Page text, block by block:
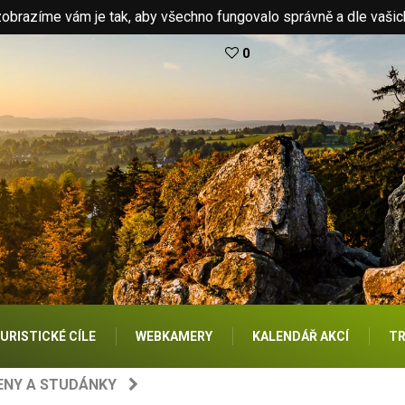
vám je tak, aby všechno fungovalo správně a dle
0
CÍLE WEBKAMERY KALENDÁŘ AKCÍ
A STUDÁNKY